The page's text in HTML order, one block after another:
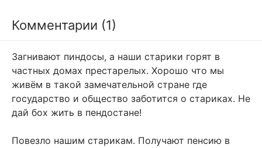
Комментарии (1)
Загнивают пиндосы, а наши старики горят в
частных домах престарелых. Хорошо что мы
живём в такой замечательной стране где
государство и общество заботится о стариках. Не
дай бох жить в пендостане!
Повезло нашим старикам. Получают пенсию в